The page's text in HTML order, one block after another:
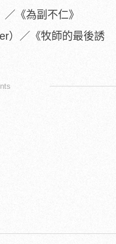
《為副不仁》
）／《牧師的最後誘